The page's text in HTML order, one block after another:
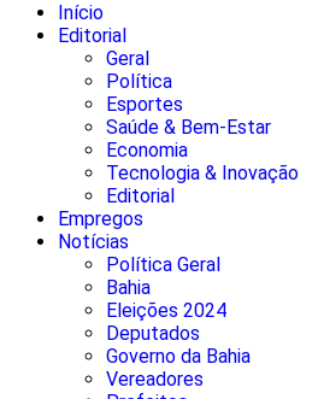
Início
Editorial
Geral
Política
Esportes
Saúde & Bem-Estar
Economia
Tecnologia & Inovação
Editorial
Empregos
Notícias
Política Geral
Bahia
Eleições 2024
Deputados
Governo da Bahia
Vereadores